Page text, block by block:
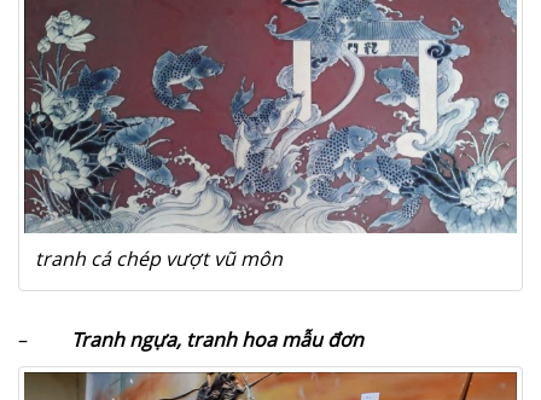
tranh cá chép vượt vũ môn
– Tranh ngựa, tranh hoa mẫu đơn